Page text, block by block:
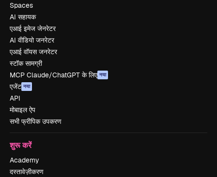
Spaces
AI सहायक
एआई इमेज जेनरेटर
AI वीडियो जनरेटर
एआई वॉयस जनरेटर
स्टॉक सामग्री
MCP Claude/ChatGPT के लिए नया
एजेंट नया
API
मोबाइल ऐप
सभी फ्रीपिक उपकरण
शुरू करें
Academy
दस्तावेज़ीकरण